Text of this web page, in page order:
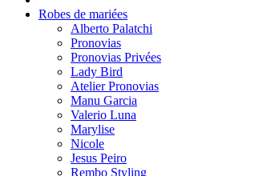
Robes de mariées
Alberto Palatchi
Pronovias
Pronovias Privées
Lady Bird
Atelier Pronovias
Manu Garcia
Valerio Luna
Marylise
Nicole
Jesus Peiro
Rembo Styling